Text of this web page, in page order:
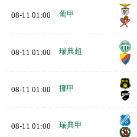
08-11 01:00 葡甲
08-11 01:00 瑞典超
08-11 01:00 挪甲
08-11 01:00 瑞典甲